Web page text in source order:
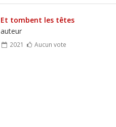
Et tombent les têtes
auteur
2021 Aucun vote